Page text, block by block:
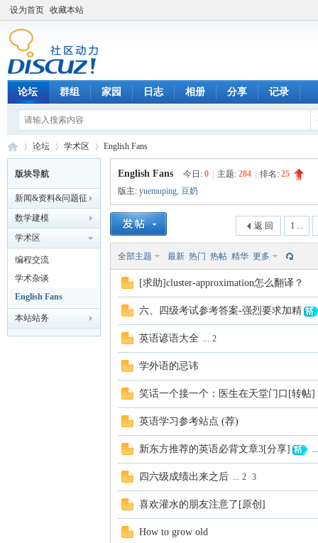
设为首页 收藏本站
论坛 群组 家园 日志 相册 分享 记录
数 »
论坛
›
学术区
›
English Fans
版块导航
新闻&资料&问题征
解&企校合作
数学建模
学术区
编程交流
学术杂谈
English Fans
本站站务
English Fans 今日: 0 主题: 284 排名: 25
版主: yuemuping, 豆奶
1 ...
返 回
全部主题 最新 热门 热帖 精华 更多
[求助]cluster-approximation怎么翻译？
六、四级考试参考答案-强烈要求加精
英语谚语大全 ... 2
学外语的忌讳
笑话一个接一个：医生在天堂门口[转帖]
英语学习参考站点 (荐)
新东方推荐的英语必背文章3[分享] ...
四六级成绩出来之后 ... 2 3
喜欢灌水的朋友注意了[原创]
How to grow old